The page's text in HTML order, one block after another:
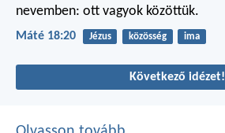
nevemben: ott vagyok közöttük.
Máté 18:20 Jézus közösség ima
Következő idézet!